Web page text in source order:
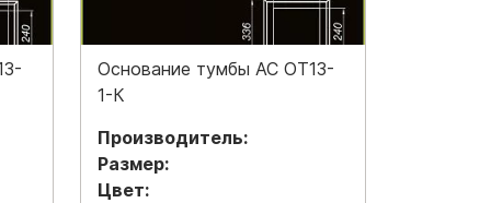
Основание тумбы АС ОТ13-
1-К
Производитель:
Размер:
Цвет: